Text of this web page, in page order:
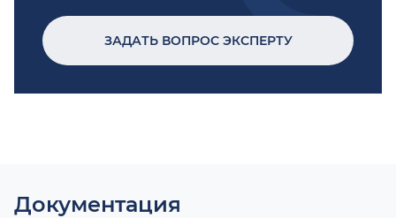
ЗАДАТЬ ВОПРОС ЭКСПЕРТУ
Документация